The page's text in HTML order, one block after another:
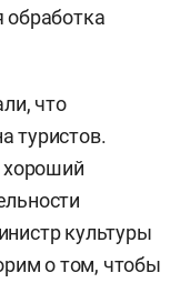
обработка
что
туристов.
хороший
культуры
о том, чтобы